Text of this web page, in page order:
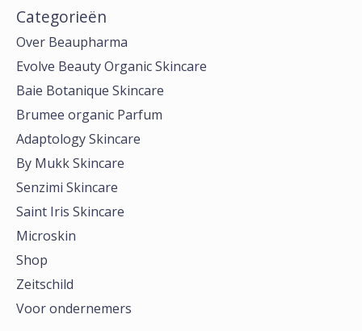
Categorieën
Over Beaupharma
Evolve Beauty Organic Skincare
Baie Botanique Skincare
Brumee organic Parfum
Adaptology Skincare
By Mukk Skincare
Senzimi Skincare
Saint Iris Skincare
Microskin
Shop
Zeitschild
Voor ondernemers